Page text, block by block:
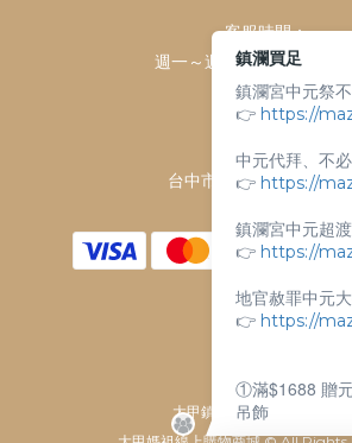
客服時間：
週一～週日 上午9點～下午
客服電話：
04-26763688
門市地址：
台中市大甲區順天路238
大甲鎮瀾宮唯一指定 官方商城
鎮瀾買足
鎮瀾宮中元祭
👉 https://
中元代拜、不
👉 https://
鎮瀾宮中元超
👉 https://
地官赦罪中元
👉 https://
①滿$1688 贈
吊飾